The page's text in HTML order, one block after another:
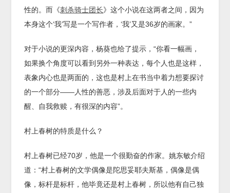
性的。而《刺杀骑士团长》这个小说在这两者之间，因为
本身这个‘我’写是一个写作者，‘我’又是36岁的画家。”
对于小说的更深内容，杨葵也给了提示，“你看一幅画，
如果换个角度可以看到另外一种表达，每个人也是这样，
表象内心也是两面的，这也是村上在书当中着力想要探讨
的一个部分——人性的善恶，涉及后面对于人的一些内
醒、自我救赎，有很深的内容”。
村上春树的特质是什么？
村上春树已经70岁，他是一个很勤奋的作家。姚东敏介绍
道：“村上春树的文学偶像是陀思妥耶夫斯基，偶像是偶
像，标杆是标杆，他毕竟还是村上春树，所以他有自己独